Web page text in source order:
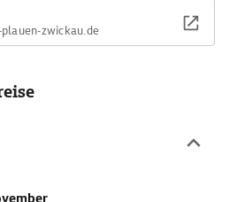
zwickau.de